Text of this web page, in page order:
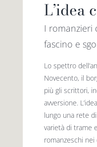
L’idea
I romanzieri
fascino e
Lo spettro
Novecento, il
più gli scrittori,
avversione.
lungo una rete
varietà di trame
romanzeschi